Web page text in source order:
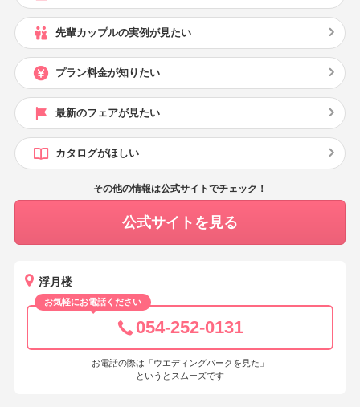
先輩カップルの実例が見たい
プラン料金が知りたい
最新のフェアが見たい
カタログがほしい
その他の情報は公式サイトでチェック！
公式サイトを見る
浮月楼
お気軽にお電話ください
054-252-0131
お電話の際は「ウエディングパークを見た」
というとスムーズです